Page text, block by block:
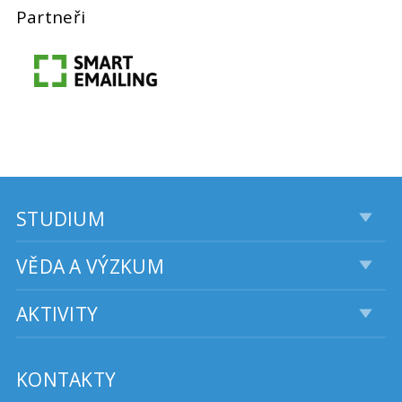
Partneři
STUDIUM
VĚDA A VÝZKUM
AKTIVITY
KONTAKTY